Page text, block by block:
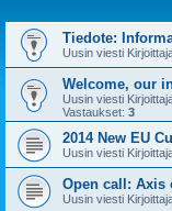
Tiedote:
Uusin viesti
Welcome, our
Uusin viesti
Vastaukset: 3
2014 New EU
Uusin viesti
Open call: Axis
Uusin viesti